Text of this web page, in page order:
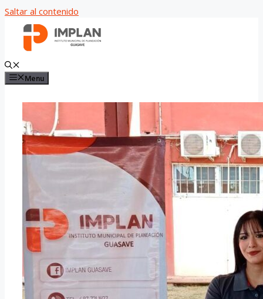
Saltar al contenido
Menu